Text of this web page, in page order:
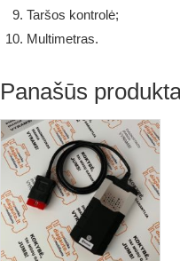
Taršos kontrolė;
Multimetras.
Panašūs